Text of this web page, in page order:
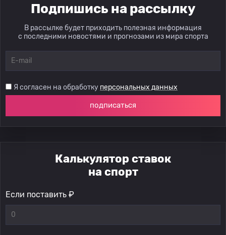
Подпишись на рассылку
В рассылке будет приходить полезная информация
с последними новостями и прогнозами из мира спорта
Я согласен на обработку персональных данных
подписаться
Калькулятор ставок
на спорт
Если поставить ₽